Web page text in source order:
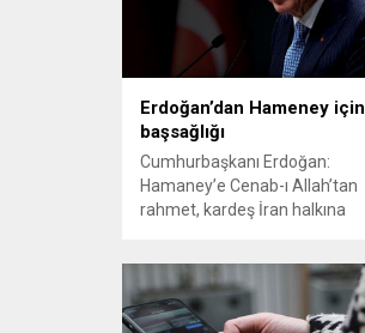
Erdoğan’dan Hameney için
başsağlığı
Cumhurbaşkanı Erdoğan:
Hamaney’e Cenab-ı Allah’tan
rahmet, kardeş İran halkına